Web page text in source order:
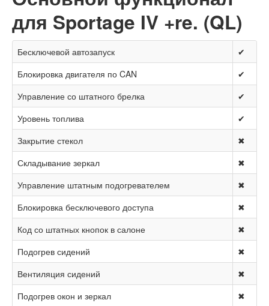
для Sportage IV +re. (QL)
Бесключевой автозапуск
✔
Блокировка двигателя по CAN
✔
Управление со штатного брелка
✔
Уровень топлива
✔
Закрытие стекол
✖
Складывание зеркал
✖
Управление штатным подогревателем
✖
Блокировка бесключевого доступа
✖
Код со штатных кнопок в салоне
✖
Подогрев сидений
✖
Вентиляция сидений
✖
Подогрев окон и зеркал
✖